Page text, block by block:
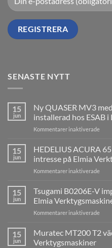
SENASTE NYTT
15
jun
Ny QUASER MV3
installerad hos ESAB i
Kommentarer inaktiverade
med
hos
15
jun
HEDELIUS ACURA
intresse på Elmia
Kommentarer inaktiverade
15
jun
Tsugami B0206E-V
Elmia
Kommentarer inaktiverade
15
jun
Muratec MT200 T2
Verktygsmaskiner